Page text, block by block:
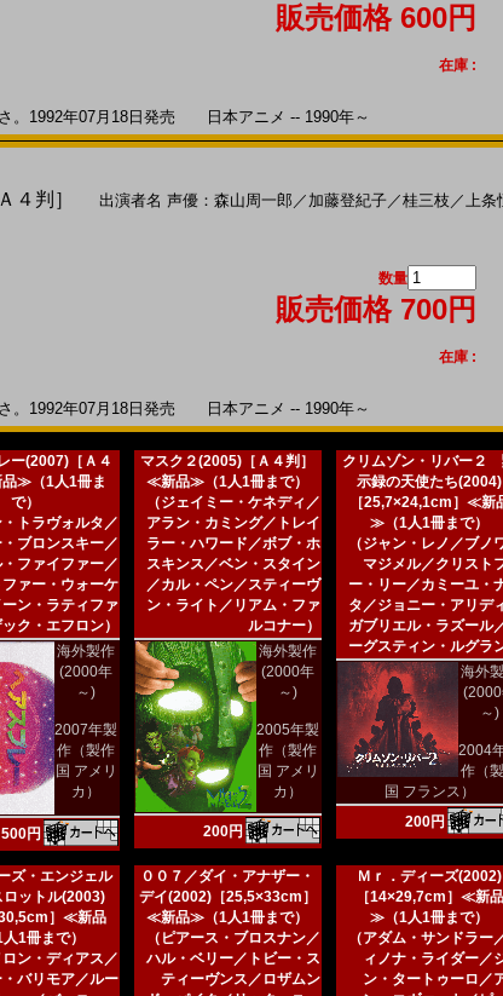
販売価格 600円
在庫 :
。1992年07月18日発売 日本アニメ -- 1990年～
４判］ 出演者名 声優：森山周一郎 ／ 加藤登紀子／桂三枝 ／上条
数量
販売価格 700円
在庫 :
。1992年07月18日発売 日本アニメ -- 1990年～
ー(2007)［Ａ４
≫（1人1冊ま
で）
・トラヴォルタ／
ブロンスキー／
・ファイファー／
ァー・ウォーケ
ン・ラティファ
ク・エフロン）
海外製作
(2000年
～)
2007年製
作（製作
国 アメリ
カ）
500円
マスク２(2005)［Ａ４判］
≪新品≫（1人1冊まで）
（ジェイミー・ケネディ／
アラン・カミング／トレイ
ラー・ハワード／ボブ・ホ
スキンス／ベン・スタイン
／カル・ペン／スティーヴ
ン・ライト／リアム・ファ
ルコナー）
海外製作
(2000年
～)
2005年製
作（製作
国 アメリ
カ）
200円
クリムゾン・リバー２
示録の天使たち(2004)
［25,7×24,1cm］≪新
≫（1人1冊まで）
（ジャン・レノ／ブノ
マジメル／クリスト
ー・リー／カミーユ・
タ／ジョニー・アリデ
ガブリエル・ラズール
ーグスティン・ルグラン
海外
～)
2004
作（
国 フランス）
200円
ズ・エンジェル
ロットル(2003)
］≪新品
1冊まで）
ロン・ディアス／
・バリモア／ルー
００７／ダイ・アナザー・
デイ(2002)［25,5×33cm］
≪新品≫（1人1冊まで）
（ピアース・ブロスナン／
ハル・ベリー／トビー・ス
ティーヴンス／ロザムン
Ｍｒ．ディーズ(2002)
［14×29,7cm］≪新品
≫（1人1冊まで）
（アダム・サンドラー
ィノナ・ライダー／
ン・タートゥーロ／